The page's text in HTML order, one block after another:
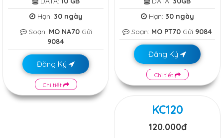
Hạn: 30 ngày
Soạn: MO NA70Gửi
9084
Đăng Ký
Chi tiết
Hạn: 30 ngày
Soạn: MO PT70 Gửi 9084
Đăng Ký
Chi tiết
KC120
120.000đ